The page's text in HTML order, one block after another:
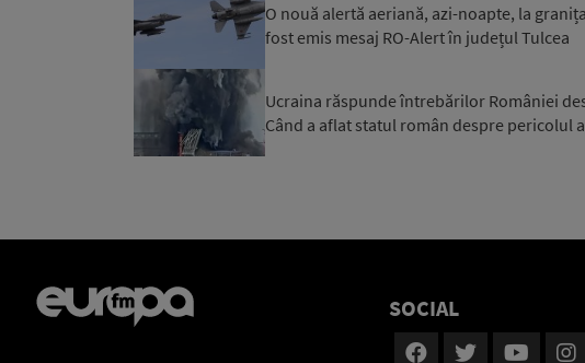
O nouă alertă aeriană, azi-noapte, la
fost emis mesaj RO-Alert în județul Tulcea
Ucraina răspunde întrebărilor României
Când a aflat statul român despre pericolul
SOCIAL